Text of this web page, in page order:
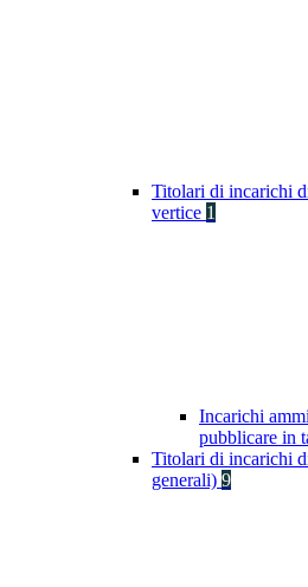
Titolari di incarichi
vertice 1
Incarichi
pubblicare in
Titolari di incarichi
generali) 9